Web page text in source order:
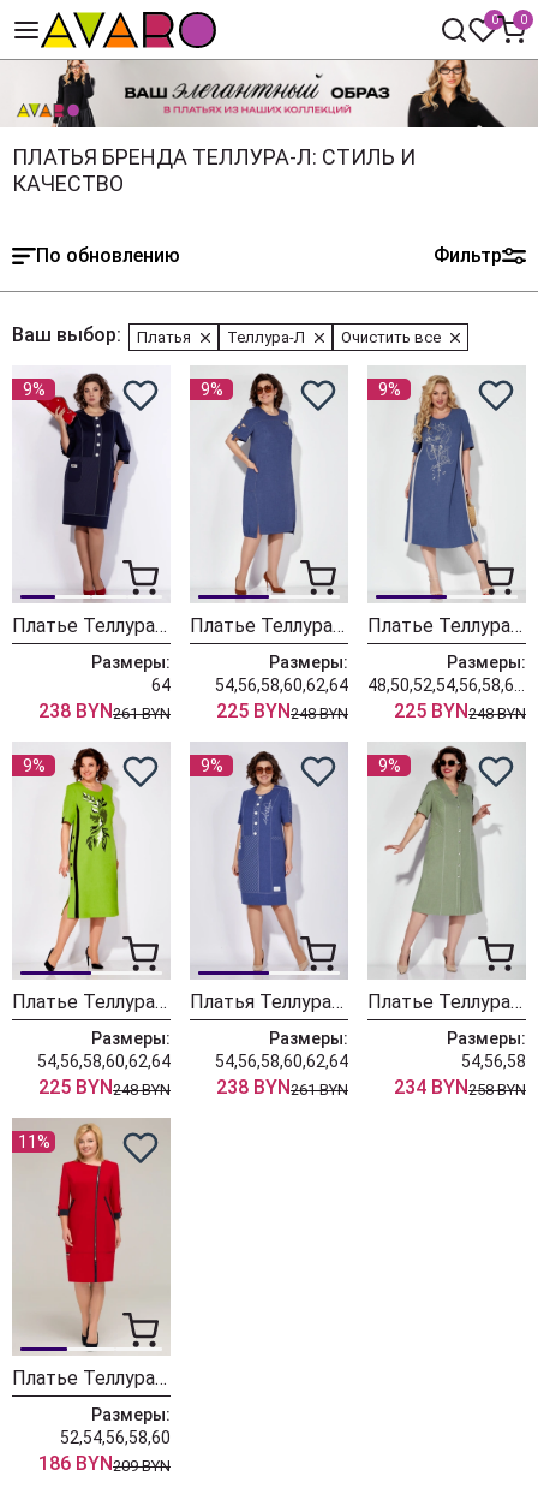
0 0
ПЛАТЬЯ БРЕНДА ТЕЛЛУРА-Л: СТИЛЬ И
КАЧЕСТВО
По обновлению Фильтр
Ваш выбор: Платья Теллура-Л Очистить все
9%
Платье Теллура-Л 1775
Размеры:
64
238 BYN261 BYN
9%
Платье Теллура-Л 1736
Размеры:
54,56,58,60,62,64
225 BYN248 BYN
9%
Платье Теллура-Л 1725 джинс
Размеры:
225 BYN248 BYN
9%
Платье Теллура-Л 1725
Размеры:
54,56,58,60,62,64
225 BYN248 BYN
9%
Платья Теллура-Л 1735 синий
Размеры:
54,56,58,60,62,64
238 BYN261 BYN
9%
Платье Теллура-Л 1722 хаки
Размеры:
54,56,58
234 BYN258 BYN
11%
Платье Теллура-Л 1701.02
Размеры:
52,54,56,58,60
186 BYN209 BYN